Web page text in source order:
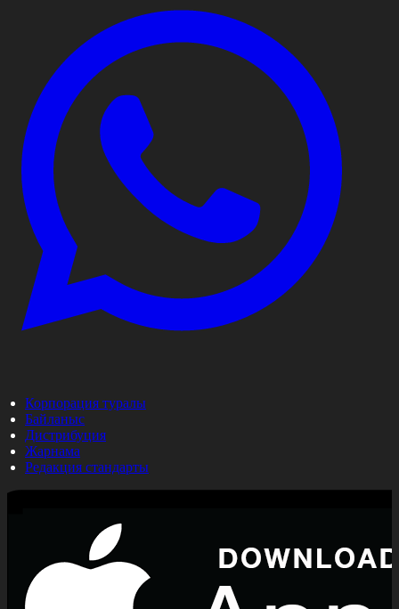
Корпорация туралы
Байланыс
Дистрибуция
Жарнама
Редакция стандарты